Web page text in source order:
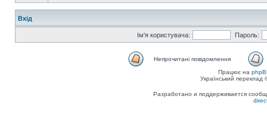
Вхід
Ім'я користувача: Пароль:
Непрочитані повідомлення
Працює на
Український
Разработано и поддерживается